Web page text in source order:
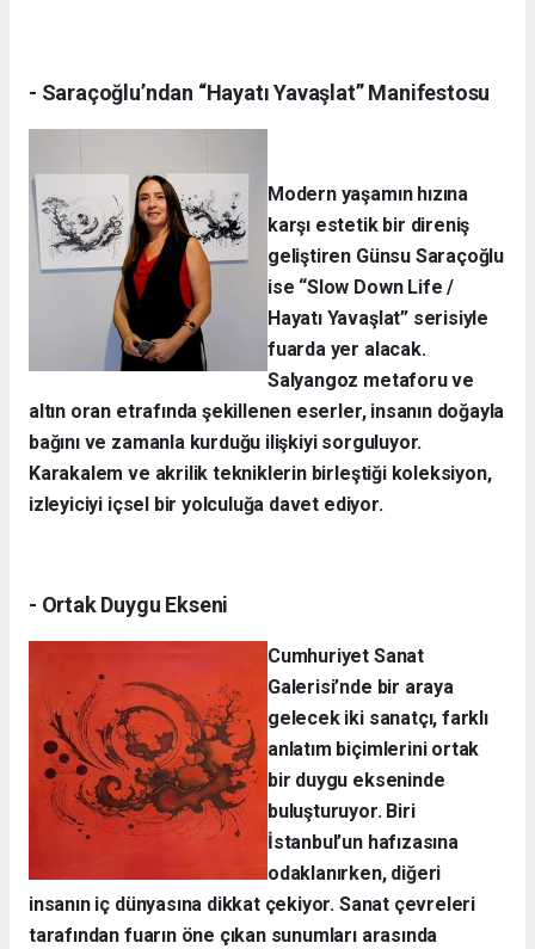
- Saraçoğlu’ndan “Hayatı Yavaşlat” Manifestosu
Modern yaşamın hızına
karşı estetik bir direniş
geliştiren Günsu Saraçoğlu
ise “Slow Down Life /
Hayatı Yavaşlat” serisiyle
fuarda yer alacak.
Salyangoz metaforu ve
altın oran etrafında şekillenen eserler, insanın doğayla
bağını ve zamanla kurduğu ilişkiyi sorguluyor.
Karakalem ve akrilik tekniklerin birleştiği koleksiyon,
izleyiciyi içsel bir yolculuğa davet ediyor.
- Ortak Duygu Ekseni
Cumhuriyet Sanat
Galerisi’nde bir araya
gelecek iki sanatçı, farklı
anlatım biçimlerini ortak
bir duygu ekseninde
buluşturuyor. Biri
İstanbul’un hafızasına
odaklanırken, diğeri
insanın iç dünyasına dikkat çekiyor. Sanat çevreleri
tarafından fuarın öne çıkan sunumları arasında